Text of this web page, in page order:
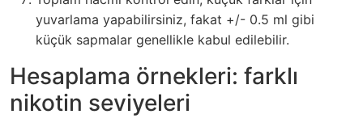
yuvarlama yapabilirsiniz, fakat +/- 0.5 ml gibi
küçük sapmalar genellikle kabul edilebilir.
Hesaplama örnekleri: farklı
nikotin seviyeleri